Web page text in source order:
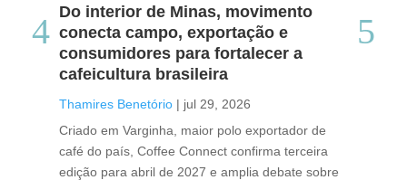
Do interior de Minas, movimento
conecta campo, exportação e
consumidores para fortalecer a
cafeicultura brasileira
Thamires Benetório | jul 29, 2026
Criado em Varginha, maior polo exportador de
café do país, Coffee Connect confirma terceira
edição para abril de 2027 e amplia debate sobre